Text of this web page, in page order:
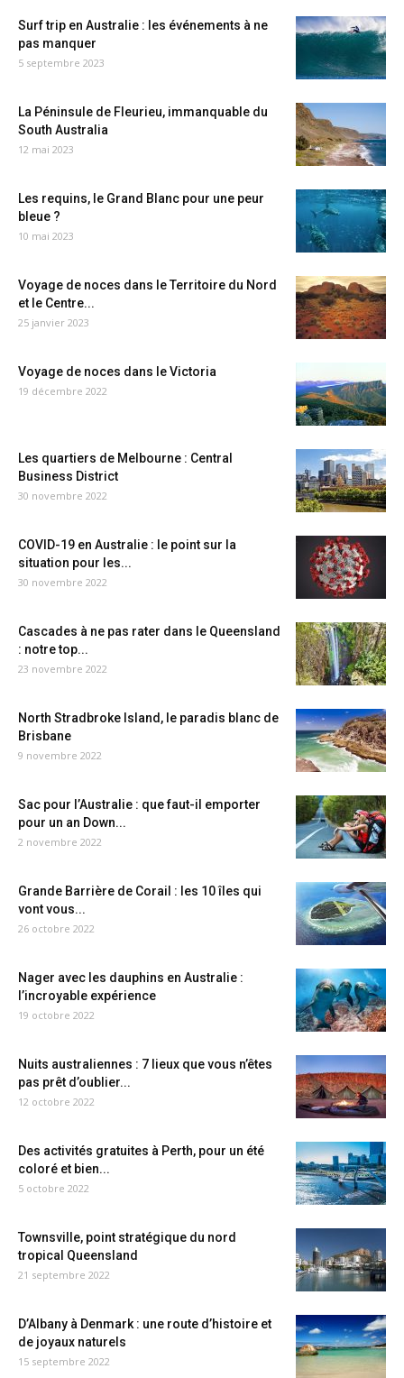
Surf trip en Australie : les événements à ne
pas manquer
5 septembre 2023
La Péninsule de Fleurieu, immanquable du
South Australia
12 mai 2023
Les requins, le Grand Blanc pour une peur
bleue ?
10 mai 2023
Voyage de noces dans le Territoire du Nord
et le Centre...
25 janvier 2023
Voyage de noces dans le Victoria
19 décembre 2022
Les quartiers de Melbourne : Central
Business District
30 novembre 2022
COVID-19 en Australie : le point sur la
situation pour les...
30 novembre 2022
Cascades à ne pas rater dans le Queensland
: notre top...
23 novembre 2022
North Stradbroke Island, le paradis blanc de
Brisbane
9 novembre 2022
Sac pour l’Australie : que faut-il emporter
pour un an Down...
2 novembre 2022
Grande Barrière de Corail : les 10 îles qui
vont vous...
26 octobre 2022
Nager avec les dauphins en Australie :
l’incroyable expérience
19 octobre 2022
Nuits australiennes : 7 lieux que vous n’êtes
pas prêt d’oublier...
12 octobre 2022
Des activités gratuites à Perth, pour un été
coloré et bien...
5 octobre 2022
Townsville, point stratégique du nord
tropical Queensland
21 septembre 2022
D’Albany à Denmark : une route d’histoire et
de joyaux naturels
15 septembre 2022